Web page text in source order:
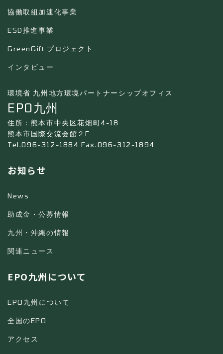
協働取組加速化事業
ESD推進事業
GreenGift プロジェクト
インタビュー
環境省 九州地方環境パートナーシップオフィス
EPO九州
住所：熊本市中央区花畑町4-18
熊本市国際交流会館２F
Tel.096-312-1884 Fax.096-312-1894
お知らせ
News
助成金・公募情報
九州・沖縄の情報
関連ニュース
EPO九州について
EPO九州について
全国のEPO
アクセス